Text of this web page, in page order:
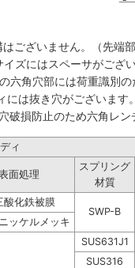
ございません。（先端
ズにはスペーサがござ
六角穴部には荷重識別
には抜き穴がございます
破損防止のため六角レ
ィ
面処理
スプリング
材質
酸化鉄被膜
SWP-B
ッケルメッキ
SUS631J1
SUS316